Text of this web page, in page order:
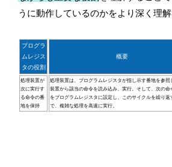
うに動作しているのかをより深く理解
プログラ
ムレジス
タの役割
概要
処理装置が
次に実行す
る命令の番
地を保持
処理装置は、プログラムレジスタが指し示す番地を参照
装置から該当の命令を読み込み、実行。そして、次の命
をプログラムレジスタに設定し、このサイクルを繰り返
で、複雑な処理を高速に実行。